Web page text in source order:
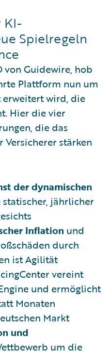
KI-
Spielregeln
von Guidewire, hob
Plattform nun um
wird, die
Hier die vier
die das
stärken
der dynamischen
statischer, jährlicher
Inflation und
durch
ist Agilität
vereint
und ermöglicht
Monaten
Markt
und
um die